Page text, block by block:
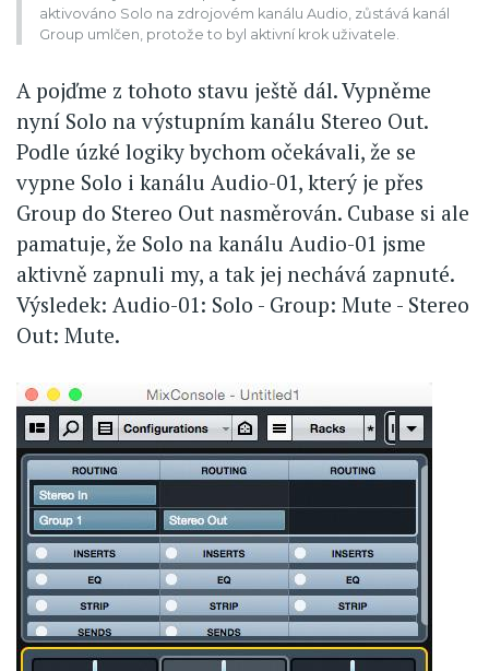
aktivováno Solo na zdrojovém kanálu Audio, zůstává kanál
Group umlčen, protože to byl aktivní krok uživatele.
A pojďme z tohoto stavu ještě dál. Vypněme
nyní Solo na výstupním kanálu Stereo Out.
Podle úzké logiky bychom očekávali, že se
vypne Solo i kanálu Audio-01, který je přes
Group do Stereo Out nasměrován. Cubase si ale
pamatuje, že Solo na kanálu Audio-01 jsme
aktivně zapnuli my, a tak jej nechává zapnuté.
Výsledek: Audio-01: Solo - Group: Mute - Stereo
Out: Mute.